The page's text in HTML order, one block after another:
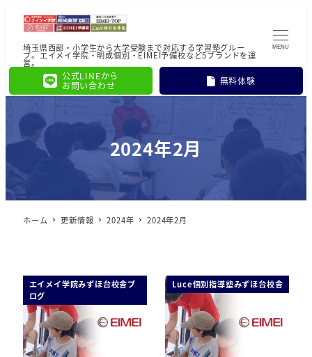
埼玉県西部・小学生から大学受験まで対応する学習塾グルー
プ。エイメイ学院・明成個別・EIMEI予備校など5ブランドを運
営。
公式LINEから
お問い合わせ
無料体験
MENU
2024年2月
ホーム 更新情報 2024年 2024年2月
エイメイ学院みずほ台校舎ブ
ログ
Luce個別指導塾みずほ台校舎